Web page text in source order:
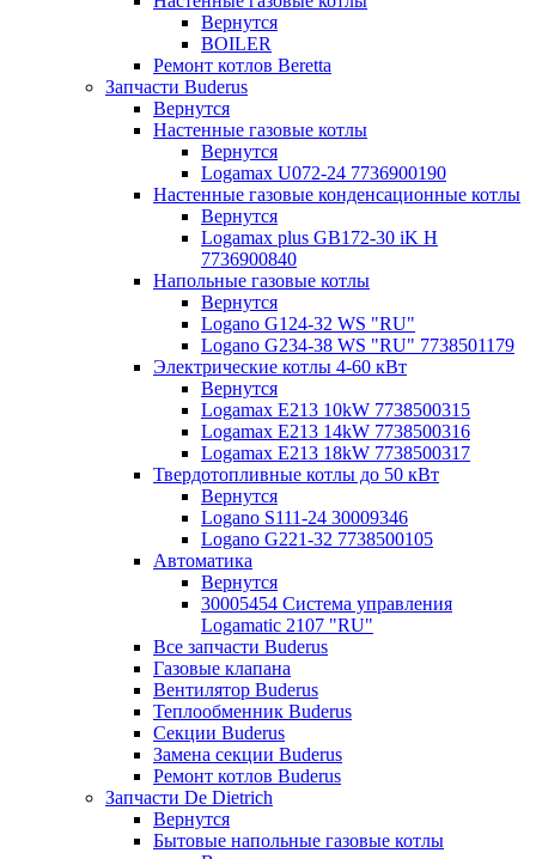
Вернутся
BOILER
Ремонт котлов Beretta
Запчасти Buderus
Вернутся
Настенные газовые котлы
Вернутся
Logamax U072-24 7736900190
Настенные газовые конденсационные котлы
Вернутся
Logamax plus GB172-30 iK H
7736900840
Напольные газовые котлы
Вернутся
Logano G124-32 WS "RU"
Logano G234-38 WS "RU" 7738501179
Электрические котлы 4-60 кВт
Вернутся
Logamax E213 10kW 7738500315
Logamax E213 14kW 7738500316
Logamax E213 18kW 7738500317
Твердотопливные котлы до 50 кВт
Вернутся
Logano S111-24 30009346
Logano G221-32 7738500105
Автоматика
Вернутся
30005454 Система управления
Logamatic 2107 "RU"
Все запчасти Buderus
Газовые клапана
Вентилятор Buderus
Теплообменник Buderus
Секции Buderus
Замена секции Buderus
Ремонт котлов Buderus
Запчасти De Dietrich
Вернутся
Бытовые напольные газовые котлы